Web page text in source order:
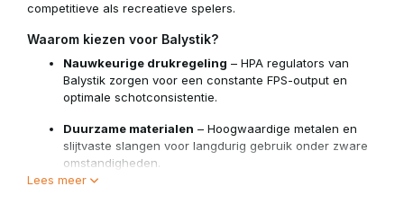
competitieve als recreatieve spelers.
Waarom kiezen voor Balystik?
Nauwkeurige drukregeling – HPA regulators van
Balystik zorgen voor een constante FPS-output en
optimale schotconsistentie.
Duurzame materialen – Hoogwaardige metalen en
slijtvaste slangen voor langdurig gebruik onder zware
omstandigheden.
Lees meer